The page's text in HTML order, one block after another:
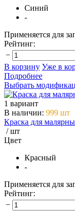
Синий
-
Применяется для
Рейтинг:
−
В корзину Уже в
Подробнее
Выбрать
1 вариант
В наличии: 999 шт
Краска для
/ шт
Цвет
Красный
-
Применяется для
Рейтинг:
−